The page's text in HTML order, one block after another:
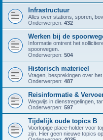
Infrastructuur
Alles over stations, sporen,
Onderwerpen: 432
Werken bij de
Informatie omtrent het
spoorwegen.
Onderwerpen: 504
Historisch materieel
Vragen, besprekingen over het
Onderwerpen: 487
Reisinformatie &
Wegwijs in dienstregelingen,
Onderwerpen: 597
Tijdelijk oude topics B
Voorlopige place-holder voor
zijn. Hier geen nieuwe topics